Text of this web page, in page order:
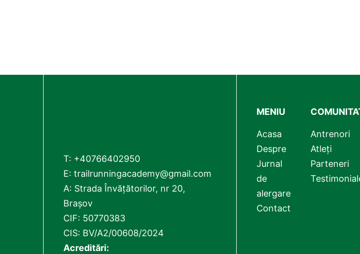
T: +40766402950
E: trailrunningacademy@gmail.com
A: Strada Învățătorilor, nr 20,
Brașov
CIF: 50770383
CIS: BV/A2/00608/2024
Acreditări:
MENIU
Acasa
Despre
Jurnal
de
alergare
Contact
Antrenori
Atleți
Parteneri